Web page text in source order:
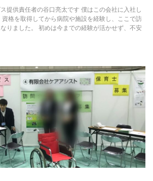
提供責任者の谷口亮太です 僕はこの会社に入社し
格を取得してから病院や施設を経験し、ここで訪
りました。 初めは今までの経験が活かせず、不安